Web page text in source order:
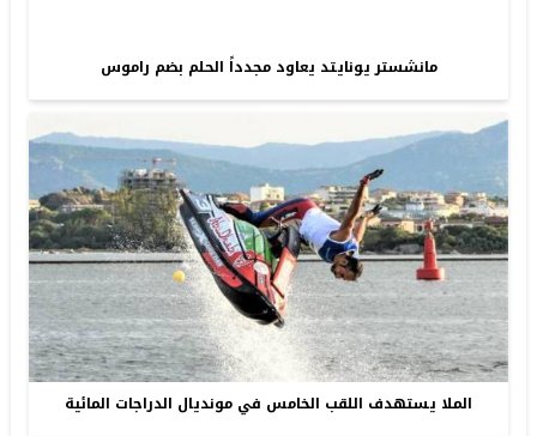
مانشستر يونايتد يعاود مجدداً الحلم بضم راموس
الملا يستهدف اللقب الخامس في مونديال الدراجات المائية